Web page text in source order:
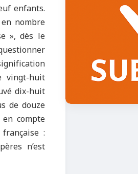
enfants.
nombre
», dès le
vingt-huit
dix-huit
de douze
compte
:
n’est